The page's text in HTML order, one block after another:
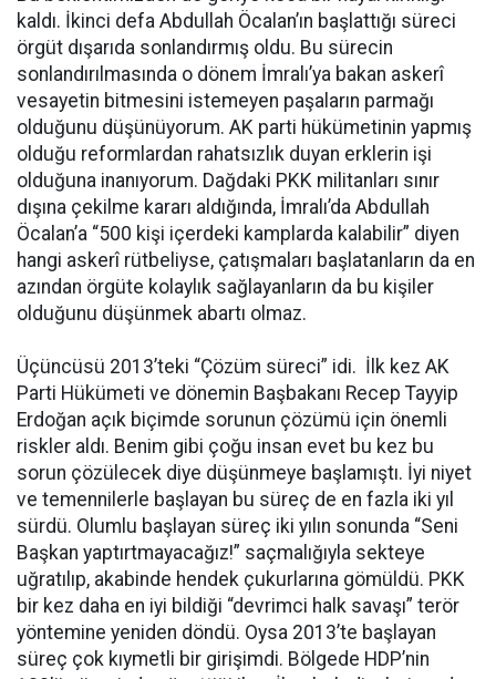
kaldı. İkinci defa Abdullah Öcalan’ın başlattığı süreci
örgüt dışarıda sonlandırmış oldu. Bu sürecin
sonlandırılmasında o dönem İmralı’ya bakan askerî
vesayetin bitmesini istemeyen paşaların parmağı
olduğunu düşünüyorum. AK parti hükümetinin yapmış
olduğu reformlardan rahatsızlık duyan erklerin işi
olduğuna inanıyorum. Dağdaki PKK militanları sınır
dışına çekilme kararı aldığında, İmralı’da Abdullah
Öcalan’a “500 kişi içerdeki kamplarda kalabilir” diyen
hangi askerî rütbeliyse, çatışmaları başlatanların da en
azından örgüte kolaylık sağlayanların da bu kişiler
olduğunu düşünmek abartı olmaz.
Üçüncüsü 2013’teki “Çözüm süreci” idi. İlk kez AK
Parti Hükümeti ve dönemin Başbakanı Recep Tayyip
Erdoğan açık biçimde sorunun çözümü için önemli
riskler aldı. Benim gibi çoğu insan evet bu kez bu
sorun çözülecek diye düşünmeye başlamıştı. İyi niyet
ve temennilerle başlayan bu süreç de en fazla iki yıl
sürdü. Olumlu başlayan süreç iki yılın sonunda “Seni
Başkan yaptırtmayacağız!” saçmalığıyla sekteye
uğratılıp, akabinde hendek çukurlarına gömüldü. PKK
bir kez daha en iyi bildiği “devrimci halk savaşı” terör
yöntemine yeniden döndü. Oysa 2013’te başlayan
süreç çok kıymetli bir girişimdi. Bölgede HDP’nin